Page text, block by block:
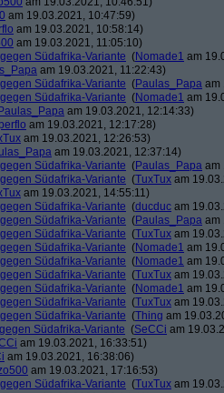
am 19.03.2021, 10:47:59)
am 19.03.2021, 10:58:14)
am 19.03.2021, 11:05:10)
Südafrika-Variante (Nomade1 am
am 19.03.2021, 11:22:43)
Südafrika-Variante (Paulas_Papa am
Südafrika-Variante (Nomade1 am
Paulas_Papa am 19.03.2021, 12:14:33)
am 19.03.2021, 12:17:28)
am 19.03.2021, 12:26:53)
am 19.03.2021, 12:37:14)
Südafrika-Variante (Paulas_Papa am
Südafrika-Variante (TuxTux am
am 19.03.2021, 14:55:11)
Südafrika-Variante (ducduc am
Südafrika-Variante (Paulas_Papa am
Südafrika-Variante (TuxTux am
Südafrika-Variante (Nomade1 am
Südafrika-Variante (Nomade1 am
Südafrika-Variante (TuxTux am
Südafrika-Variante (Nomade1 am
Südafrika-Variante (TuxTux am
Südafrika-Variante (Thing am
Südafrika-Variante (SeCCi am
am 19.03.2021, 16:33:51)
am 19.03.2021, 16:38:06)
am 19.03.2021, 17:16:53)
Südafrika-Variante (TuxTux am